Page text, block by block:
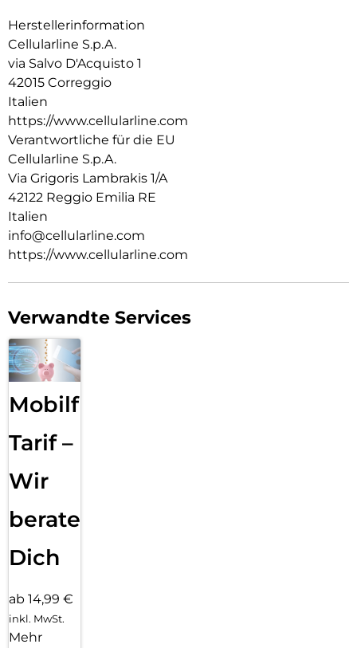
Herstellerinformation
Cellularline S.p.A.
via Salvo D'Acquisto 1
42015 Correggio
Italien
https://www.cellularline.com
Verantwortliche für die EU
Cellularline S.p.A.
Via Grigoris Lambrakis 1/A
42122 Reggio Emilia RE
Italien
info@cellularline.com
https://www.cellularline.com
Verwandte Services
Mobilfunk
Tarif –
Wir
beraten
Dich
ab 14,99 €
inkl. MwSt.
Mehr